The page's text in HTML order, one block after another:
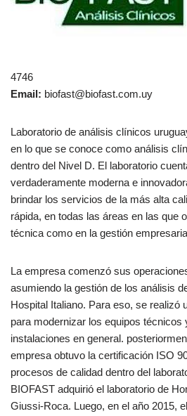
4746
Email: biofast@biofast.com.uy
Laboratorio de análisis clínicos
en lo que se conoce como análisis
dentro del Nivel D. El laboratorio
verdaderamente moderna e
brindar los servicios de la más alta
rápida, en todas las áreas en las que
técnica como en la gestión
La empresa comenzó sus
asumiendo la gestión de los análisis
Hospital Italiano. Para eso, se realizó
para modernizar los equipos técnicos
instalaciones en general.
empresa obtuvo la certificación ISO
procesos de calidad dentro del
BIOFAST adquirió el laboratorio de
Giussi-Roca. Luego, en el año 2015,